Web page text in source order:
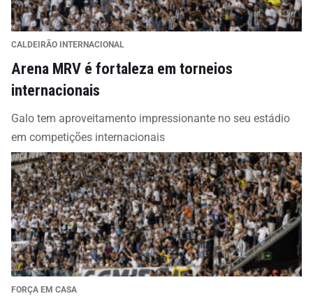
CALDEIRÃO INTERNACIONAL
Arena MRV é fortaleza em torneios
internacionais
Galo tem aproveitamento impressionante no seu estádio
em competições internacionais
FORÇA EM CASA